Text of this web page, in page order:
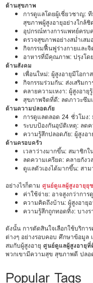
ด้านสุขภาพ
การดูแลโดยผู้เชี่ยวชาญ:
สุขภาพผู้สูงอายุอย่างใกล้ชิ
อุปกรณ์ทางการแพทย์ครบ
ตรวจสุขภาพอย่างสม่ำเส
กิจกรรมฟื้นฟูร่างกายและจิ
อาหารที่มีคุณภาพ: ปรุงโด
ด้านสังคม
เพื่อนใหม่: ผู้สูงอายุมีโอก
กิจกรรมร่วมกัน: ส่งเสริม
คลายความเหงา: ผู้สูงอายุ
สุขภาพจิตที่ดี: ลดภาวะซึม
ด้านความปลอดภัย
การดูแลตลอด 24 ชั่วโมง:
ระบบป้องกันอุบัติเหตุ: ลด
ความรู้สึกปลอดภัย: ผู้สูงอา
ด้านครอบครัว
เวลาว่างมากขึ้น: สมาชิก
ลดความเครียด: คลายกังว
ดูแลตัวเองได้มากขึ้น: สา
อย่างไรก็ตามศูนย์ดูแลผู้สูงอายุยุ
ค่าใช้จ่าย: อาจสูงกว่าการ
ความคิดถึงบ้าน: ผู้สูงอายุ
ความรู้สึกถูกทอดทิ้ง: บาง
ดังนั้น การตัดสินใจเลือกใช้บริก
ต่างๆ อย่างรอบคอบ ศึกษาข้อมูล
สมกับผู้สูงอายุศูนย์ดูแลผู้สูงอายุที่
พวกเขามีความสุข สุขภาพดี ปลอ
Popular Tags